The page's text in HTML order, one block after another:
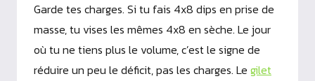
Garde tes charges. Si tu fais 4x8 dips en prise de
masse, tu vises les mêmes 4x8 en sèche. Le jour
où tu ne tiens plus le volume, c’est le signe de
réduire un peu le déficit, pas les charges. Le gilet